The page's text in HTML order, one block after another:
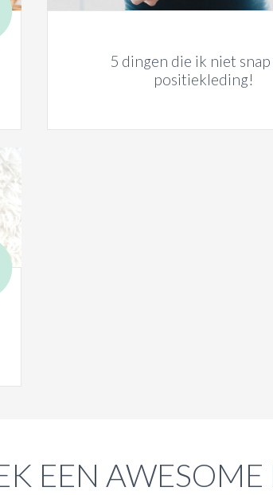
5 dingen die ik niet snap
positiekleding!
EEN